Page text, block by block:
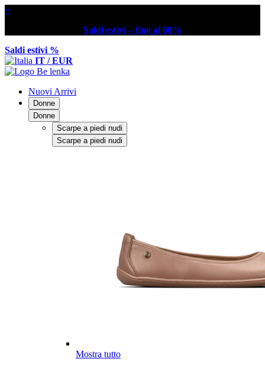
×
Saldi estivi – fino al 60%
Saldi estivi %
IT / EUR
Nuovi Arrivi
Donne
Donne
Scarpe a piedi nudi
Scarpe a piedi nudi
Mostra tutto